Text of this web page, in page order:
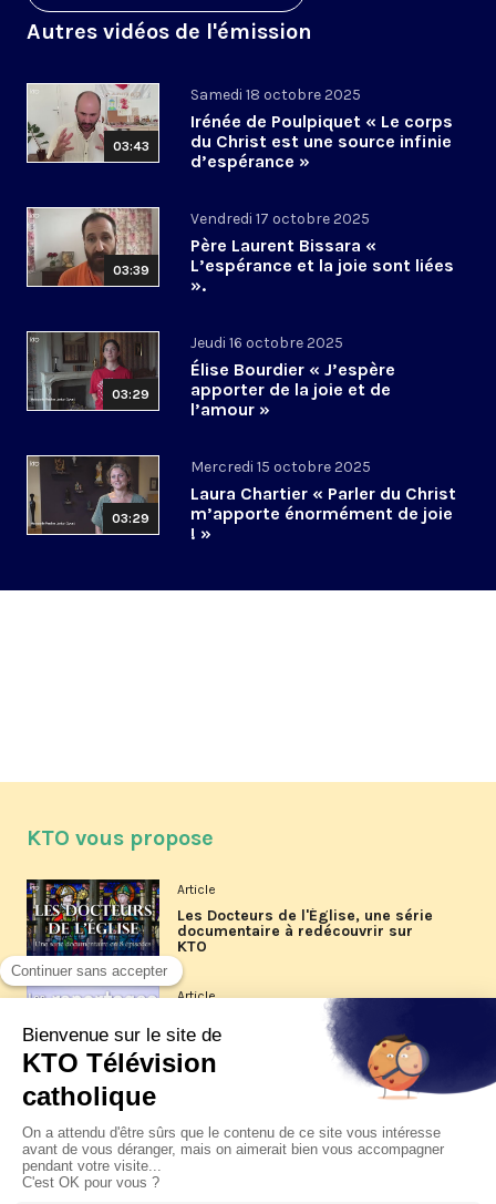
Autres vidéos de l'émission
03:43
Samedi 18 octobre 2025
Irénée de Poulpiquet « Le corps
du Christ est une source infinie
d’espérance »
03:39
Vendredi 17 octobre 2025
Père Laurent Bissara «
L’espérance et la joie sont liées
».
03:29
Jeudi 16 octobre 2025
Élise Bourdier « J’espère
apporter de la joie et de
l’amour »
03:29
Mercredi 15 octobre 2025
Laura Chartier « Parler du Christ
m’apporte énormément de joie
! »
KTO vous propose
Article
Les Docteurs de l'Église, une série
documentaire à redécouvrir sur
KTO
Article
Les reportages d'été 2026 de KTO
La visite pastorale du pape Léon
XIV à Assise à suivre sur KTO le
jeudi 6 août